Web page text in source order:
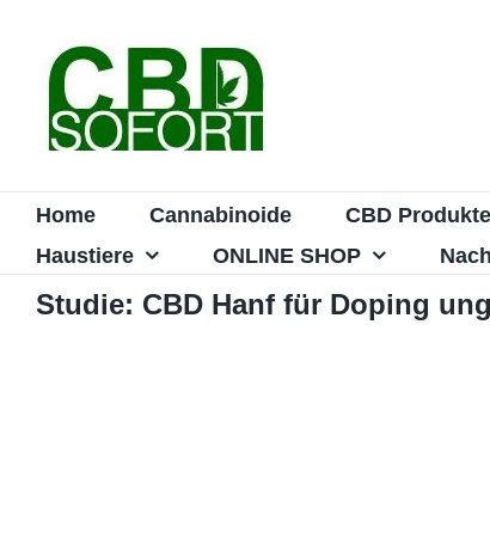
springen
Home Cannabinoide CBD Produkte
Haustiere
ONLINE SHOP
Studie: CBD Hanf für Doping